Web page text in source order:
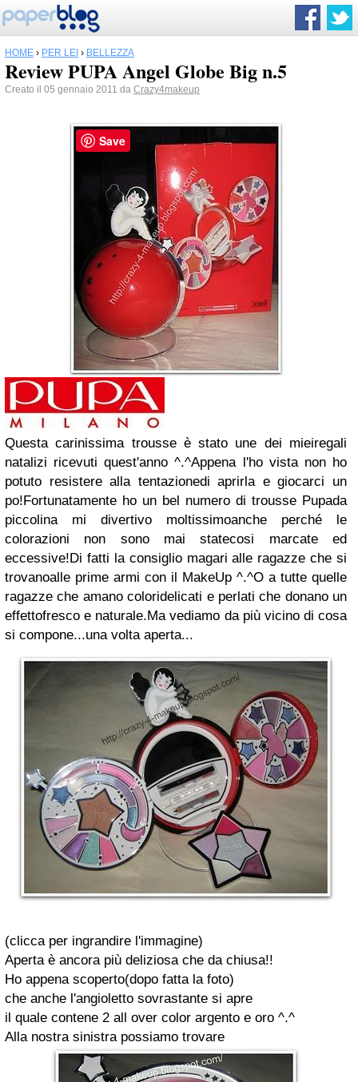
HOME › PER LEI › BELLEZZA
Review PUPA Angel Globe Big n.5
Creato il 05 gennaio 2011 da Crazy4makeup
Questa carinissima trousse è stato une dei mieiregali
natalizi ricevuti quest'anno ^.^Appena l'ho vista non ho
potuto resistere alla tentazionedi aprirla e giocarci un
po!Fortunatamente ho un bel numero di trousse Pupada
piccolina mi divertivo moltissimoanche perché le
colorazioni non sono mai statecosi marcate ed
eccessive!Di fatti la consiglio magari alle ragazze che si
trovanoalle prime armi con il MakeUp ^.^O a tutte quelle
ragazze che amano coloridelicati e perlati che donano un
effettofresco e naturale.Ma vediamo da più vicino di cosa
si compone...una volta aperta...
(clicca per ingrandire l'immagine)
Aperta è ancora più deliziosa che da chiusa!!
Ho appena scoperto(dopo fatta la foto)
che anche l'angioletto sovrastante si apre
il quale contene 2 all over color argento e oro ^.^
Alla nostra sinistra possiamo trovare
Save